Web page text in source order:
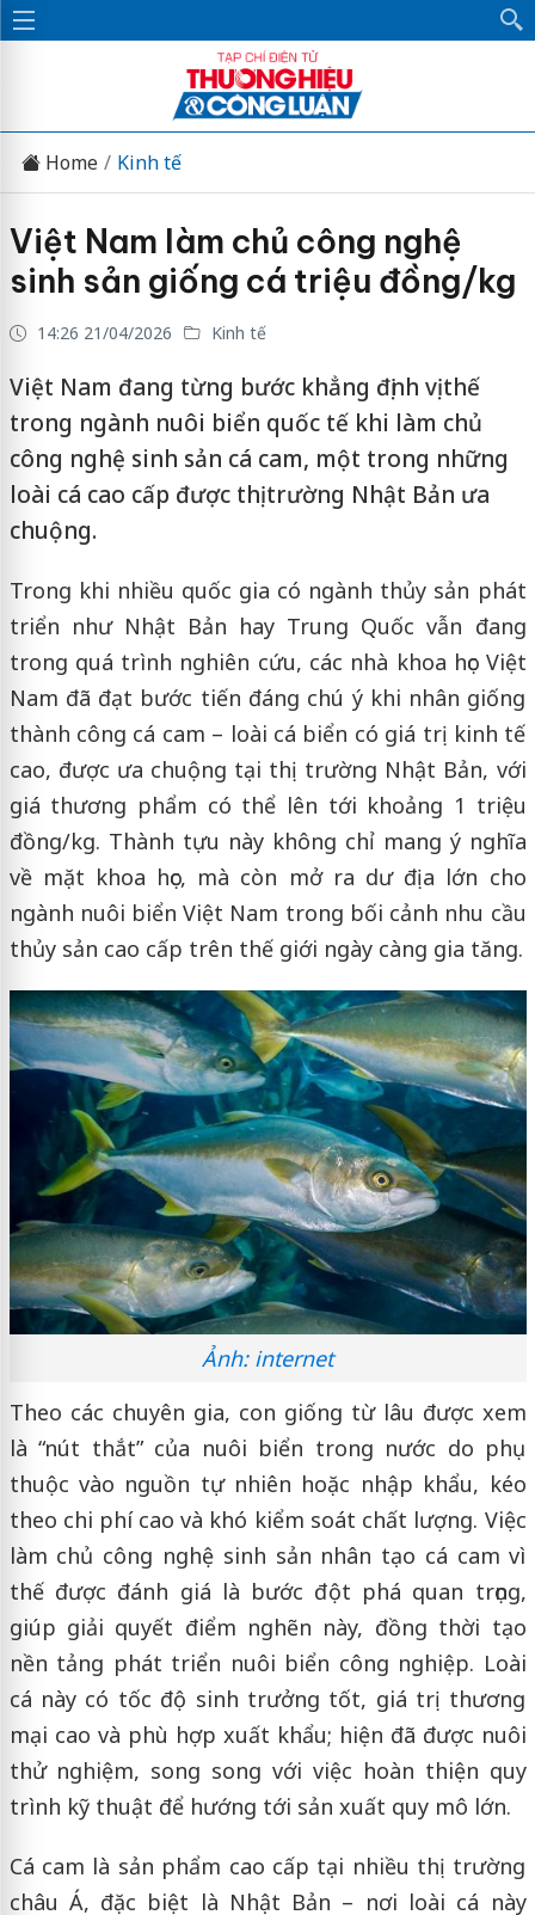
Home Kinh tế
Việt Nam làm chủ công nghệ
sinh sản giống cá triệu đồng/kg
14:26 21/04/2026 Kinh tế
Việt Nam đang từng bước khẳng định vị thế
trong ngành nuôi biển quốc tế khi làm chủ
công nghệ sinh sản cá cam, một trong những
loài cá cao cấp được thị trường Nhật Bản ưa
chuộng.
Trong khi nhiều quốc gia có ngành thủy sản phát
triển như Nhật Bản hay Trung Quốc vẫn đang
trong quá trình nghiên cứu, các nhà khoa học Việt
Nam đã đạt bước tiến đáng chú ý khi nhân giống
thành công cá cam – loài cá biển có giá trị kinh tế
cao, được ưa chuộng tại thị trường Nhật Bản, với
giá thương phẩm có thể lên tới khoảng 1 triệu
đồng/kg. Thành tựu này không chỉ mang ý nghĩa
về mặt khoa học, mà còn mở ra dư địa lớn cho
ngành nuôi biển Việt Nam trong bối cảnh nhu cầu
thủy sản cao cấp trên thế giới ngày càng gia tăng.
Ảnh: internet
Theo các chuyên gia, con giống từ lâu được xem
là “nút thắt” của nuôi biển trong nước do phụ
thuộc vào nguồn tự nhiên hoặc nhập khẩu, kéo
theo chi phí cao và khó kiểm soát chất lượng. Việc
làm chủ công nghệ sinh sản nhân tạo cá cam vì
thế được đánh giá là bước đột phá quan trọng,
giúp giải quyết điểm nghẽn này, đồng thời tạo
nền tảng phát triển nuôi biển công nghiệp. Loài
cá này có tốc độ sinh trưởng tốt, giá trị thương
mại cao và phù hợp xuất khẩu; hiện đã được nuôi
thử nghiệm, song song với việc hoàn thiện quy
trình kỹ thuật để hướng tới sản xuất quy mô lớn.
Cá cam là sản phẩm cao cấp tại nhiều thị trường
châu Á, đặc biệt là Nhật Bản – nơi loài cá này